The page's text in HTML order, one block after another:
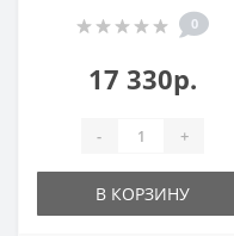
0
17 330р.
- +
В КОРЗИНУ